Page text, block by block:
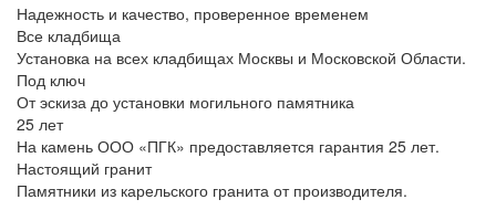
Надежность и качество, проверенное временем
Все кладбища
Установка на всех кладбищах Москвы и Московской Области.
Под ключ
От эскиза до установки могильного памятника
25 лет
На камень ООО «ПГК» предоставляется гарантия 25 лет.
Настоящий гранит
Памятники из карельского гранита от производителя.